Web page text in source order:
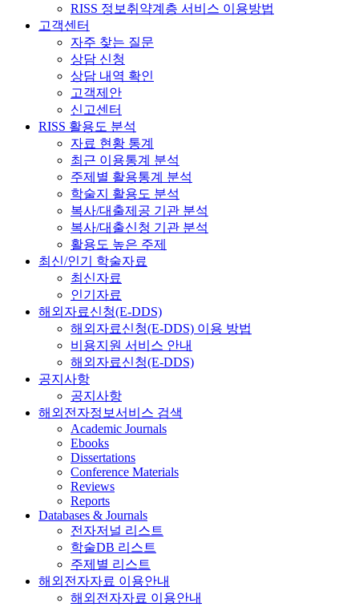
RISS 정보취약계층 서비스 이용방법
고객센터
자주 찾는 질문
상담 신청
상담 내역 확인
고객제안
신고센터
RISS 활용도 분석
자료 현황 통계
최근 이용통계 분석
주제별 활용통계 분석
학술지 활용도 분석
복사/대출제공 기관 분석
복사/대출신청 기관 분석
활용도 높은 주제
최신/인기 학술자료
최신자료
인기자료
해외자료신청(E-DDS)
해외자료신청(E-DDS) 이용 방법
비용지원 서비스 안내
해외자료신청(E-DDS)
공지사항
공지사항
해외전자정보서비스 검색
Academic Journals
Ebooks
Dissertations
Conference Materials
Reviews
Reports
Databases & Journals
전자저널 리스트
학술DB 리스트
주제별 리스트
해외전자자료 이용안내
해외전자자료 이용안내